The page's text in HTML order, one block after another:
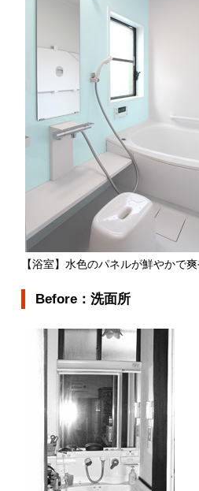
【浴室】水色のパネルが鮮やかで爽
Before：洗面所